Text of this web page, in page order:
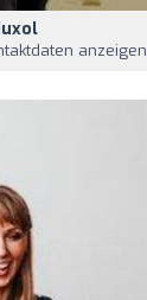
anzeigen